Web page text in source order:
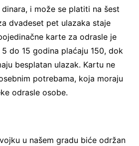
i može se platiti na šest
dvadeset pet ulazaka staje
karte za odrasle je
do 15 godina plaćaju 150, dok
besplatan ulazak. Kartu ne
potrebama, koja moraju
odrasle osobe.
u našem gradu biće održan